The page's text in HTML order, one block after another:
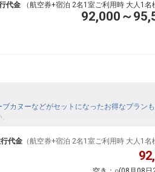
代金 （航空券+宿泊 2名1室ご利用時 大人1名
92,000～
ブカヌーなどがセットになったお得なプラン
代金 （航空券+宿泊 2名1室ご利用時 大人1名